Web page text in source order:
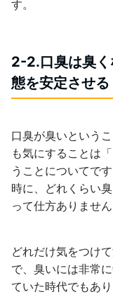
す。
2-2.口臭は臭く
態を安定させる
口臭が臭いという
も気にすることは
うことについてで
時に、どれくらい
って仕方ありません
どれだけ気をつけ
で、臭いには非常
ていた時代でもあり